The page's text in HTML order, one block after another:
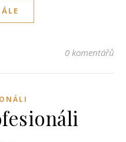
0 komentářů